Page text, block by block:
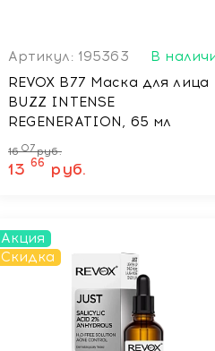
Артикул: 195363
В
REVOX B77 Маска для лица
BUZZ INTENSE
REGENERATION, 65 мл
16 07руб.
13 66 руб.
Акция
Скидка